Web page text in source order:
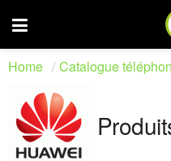
Home Catalogue